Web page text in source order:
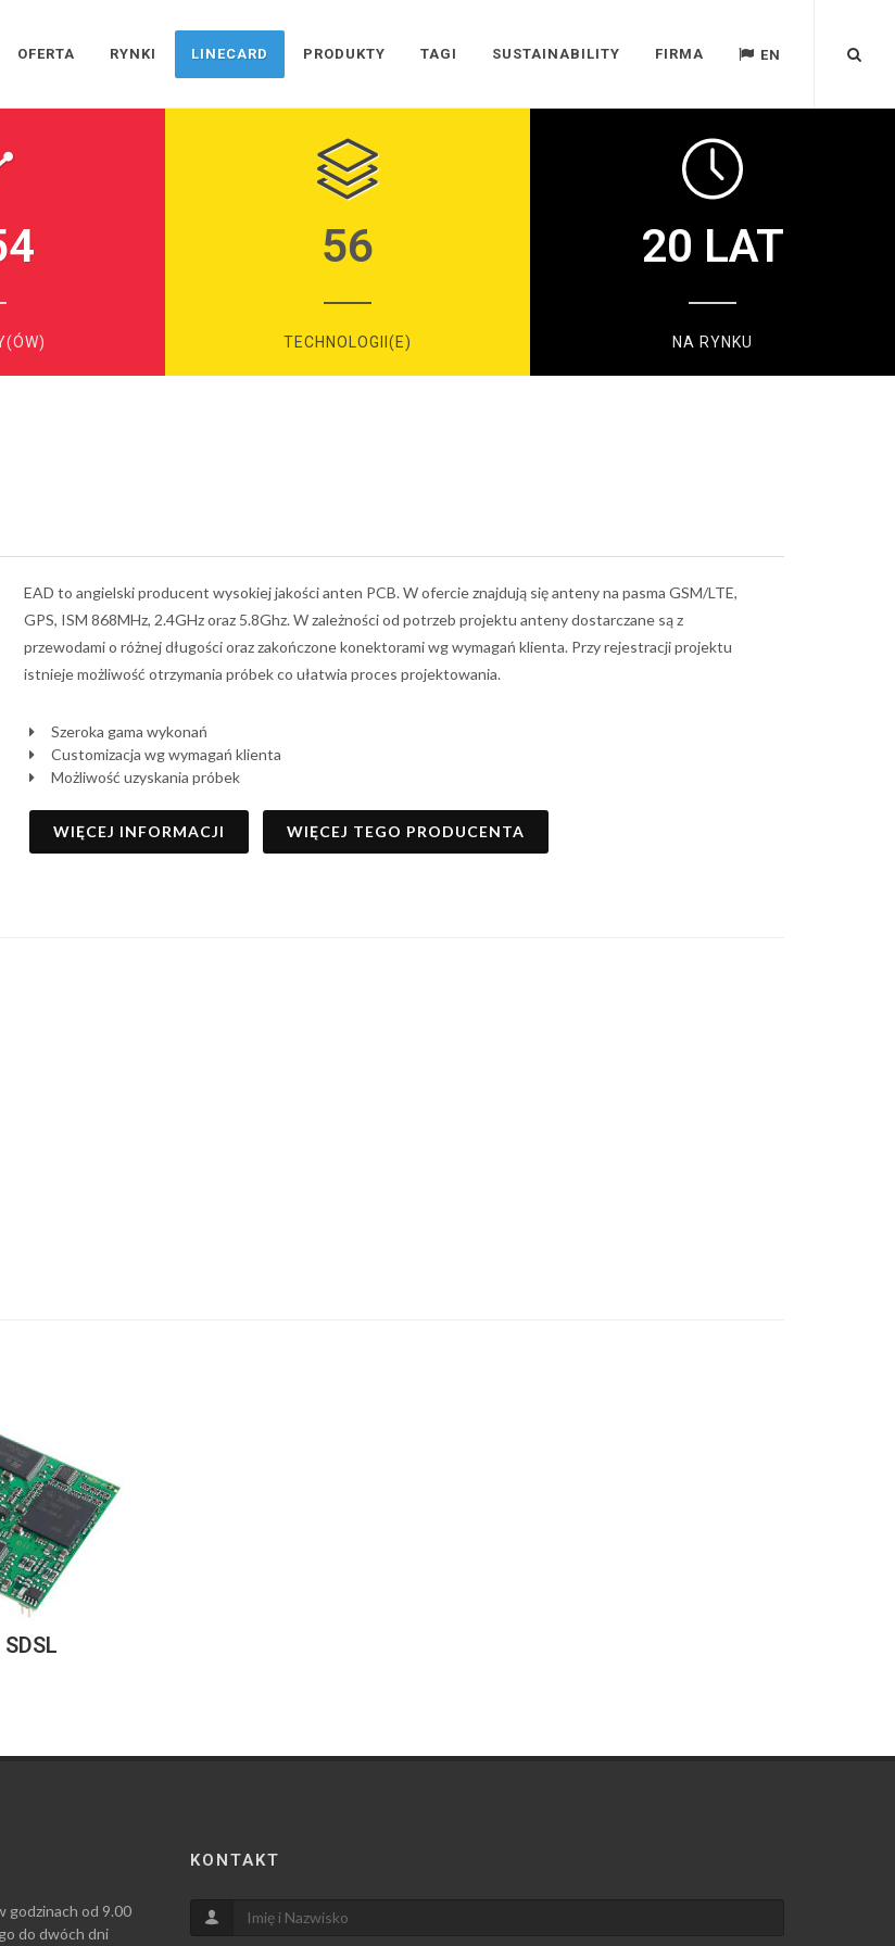
OFERTA RYNKI LINECARD PRODUKTY TAGI SUSTAINABILITY FIRMA EN
56
TECHNOLOGII(E)
20 LAT
NA RYNKU
EAD to angielski producent wysokiej jakości anten PCB. W ofercie znajdują się anteny na pasma GSM/LTE,
GPS, ISM 868MHz, 2.4GHz oraz 5.8Ghz. W zależności od potrzeb projektu anteny dostarczane są z
przewodami o różnej długości oraz zakończone konektorami wg wymagań klienta. Przy rejestracji projektu
istnieje możliwość otrzymania próbek co ułatwia proces projektowania.
Szeroka gama wykonań
Customizacja wg wymagań klienta
Możliwość uzyskania próbek
WIĘCEJ INFORMACJI WIĘCEJ TEGO PRODUCENTA
godzinach od 9.00
do dwóch dni
KONTAKT